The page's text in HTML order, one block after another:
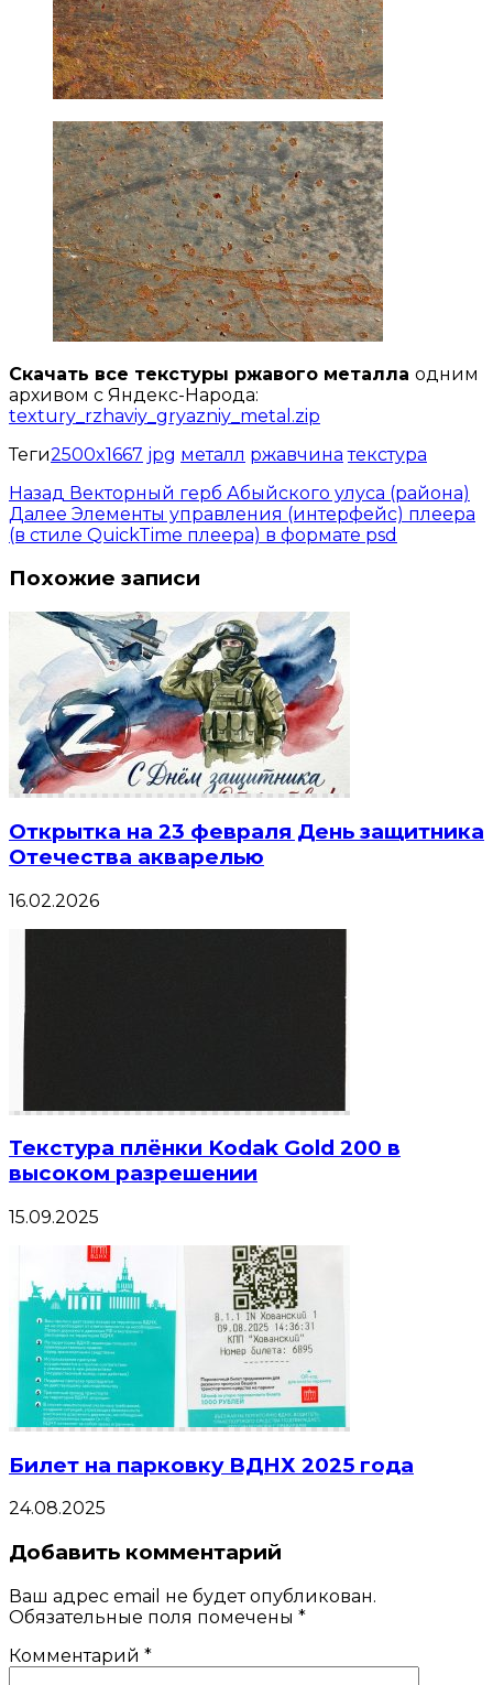
Скачать все текстуры ржавого металла одним
архивом с Яндекс-Народа:
textury_rzhaviy_gryazniy_metal.zip
Теги2500x1667 jpg металл ржавчина текстура
Назад Векторный герб Абыйского улуса (района)
Далее Элементы управления (интерфейс) плеера
(в стиле QuickTime плеера) в формате psd
Похожие записи
Открытка на 23 февраля День защитника
Отечества акварелью
16.02.2026
Текстура плёнки Kodak Gold 200 в
высоком разрешении
15.09.2025
Билет на парковку ВДНХ 2025 года
24.08.2025
Добавить комментарий
Ваш адрес email не будет опубликован.
Обязательные поля помечены *
Комментарий *